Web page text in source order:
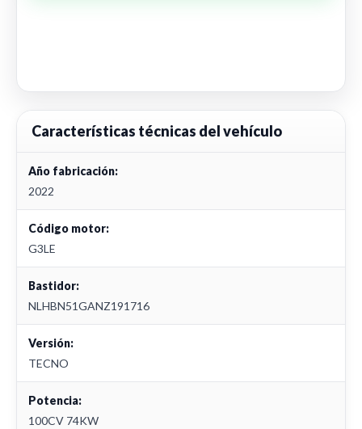
Características técnicas del vehículo
Año fabricación:
2022
Código motor:
G3LE
Bastidor:
NLHBN51GANZ191716
Versión:
TECNO
Potencia:
100CV 74KW